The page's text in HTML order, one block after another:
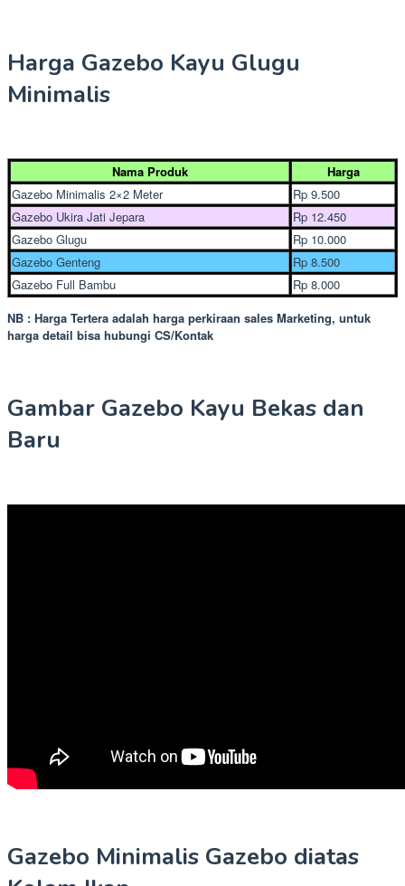
Harga Gazebo Kayu Glugu
Minimalis
Nama Produk
Harga
Gazebo Minimalis 2×2 Meter
Rp 9.500
Gazebo Ukira Jati Jepara
Rp 12.450
Gazebo Glugu
Rp 10.000
Gazebo Genteng
Rp 8.500
Gazebo Full Bambu
Rp 8.000
NB : Harga Tertera adalah harga perkiraan sales Marketing, untuk
harga detail bisa hubungi CS/Kontak
Gambar Gazebo Kayu Bekas dan
Baru
Gazebo Minimalis Gazebo diatas